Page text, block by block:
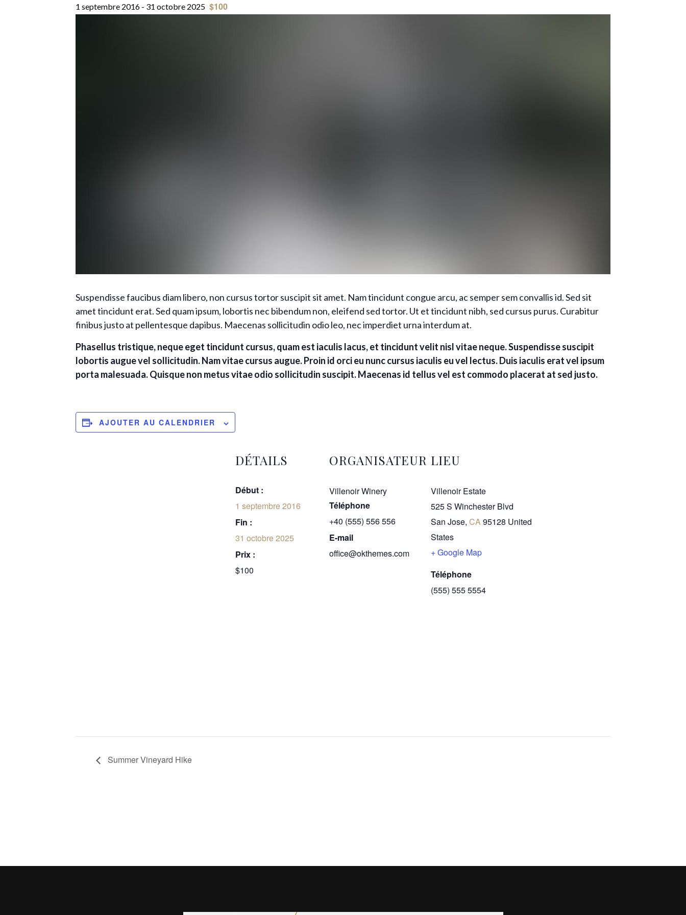
1 septembre 2016 - 31 octobre 2025 $100
Suspendisse faucibus diam libero, non cursus tortor suscipit sit amet. Nam tincidunt congue arcu, ac semper sem convallis id. Sed sit
amet tincidunt erat. Sed quam ipsum, lobortis nec bibendum non, eleifend sed tortor. Ut et tincidunt nibh, sed cursus purus. Curabitur
finibus justo at pellentesque dapibus. Maecenas sollicitudin odio leo, nec imperdiet urna interdum at.
Phasellus tristique, neque eget tincidunt cursus, quam est iaculis lacus, et tincidunt velit nisl vitae neque. Suspendisse suscipit
lobortis augue vel sollicitudin. Nam vitae cursus augue. Proin id orci eu nunc cursus iaculis eu vel lectus. Duis iaculis erat vel ipsum
porta malesuada. Quisque non metus vitae odio sollicitudin suscipit. Maecenas id tellus vel est commodo placerat at sed justo.
AJOUTER AU CALENDRIER
DÉTAILS
Début :
1 septembre 2016
Fin :
31 octobre 2025
Prix :
$100
ORGANISATEUR
Villenoir Winery
Téléphone
+40 (555) 556 556
E-mail
office@okthemes.com
LIEU
Villenoir Estate
525 S Winchester Blvd
San Jose, CA95128 United
States
+ Google Map
Téléphone
(555) 555 5554
Summer Vineyard Hike